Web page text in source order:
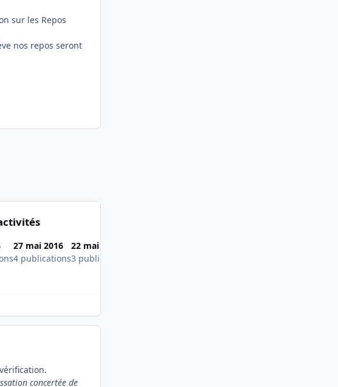
sur les Repos
nos repos seront
27 mai 2016
4 publications
22 mai 2016
3 publications
concertée de